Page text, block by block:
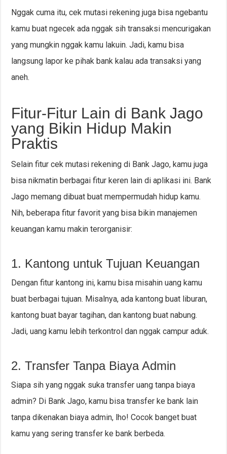
Nggak cuma itu, cek mutasi rekening juga bisa ngebantu
kamu buat ngecek ada nggak sih transaksi mencurigakan
yang mungkin nggak kamu lakuin. Jadi, kamu bisa
langsung lapor ke pihak bank kalau ada transaksi yang
aneh.
Fitur-Fitur Lain di Bank Jago
yang Bikin Hidup Makin
Praktis
Selain fitur cek mutasi rekening di Bank Jago, kamu juga
bisa nikmatin berbagai fitur keren lain di aplikasi ini. Bank
Jago memang dibuat buat mempermudah hidup kamu.
Nih, beberapa fitur favorit yang bisa bikin manajemen
keuangan kamu makin terorganisir:
1. Kantong untuk Tujuan Keuangan
Dengan fitur kantong ini, kamu bisa misahin uang kamu
buat berbagai tujuan. Misalnya, ada kantong buat liburan,
kantong buat bayar tagihan, dan kantong buat nabung.
Jadi, uang kamu lebih terkontrol dan nggak campur aduk.
2. Transfer Tanpa Biaya Admin
Siapa sih yang nggak suka transfer uang tanpa biaya
admin? Di Bank Jago, kamu bisa transfer ke bank lain
tanpa dikenakan biaya admin, lho! Cocok banget buat
kamu yang sering transfer ke bank berbeda.